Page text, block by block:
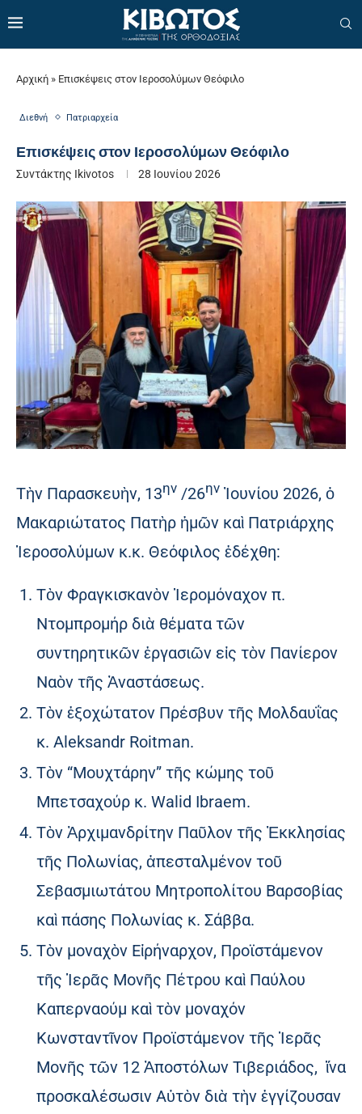
Αρχική » Επισκέψεις στον Ιεροσολύμων Θεόφιλο
Διεθνή Πατριαρχεία
Επισκέψεις στον Ιεροσολύμων Θεόφιλο
Συντάκτης Ikivotos 28 Ιουνίου 2026
Τὴν Παρασκευὴν, 13ην /26ην Ἰουνίου 2026, ὁ
Μακαριώτατος Πατὴρ ἡμῶν καὶ Πατριάρχης
Ἱεροσολύμων κ.κ. Θεόφιλος ἐδέχθη:
Τὸν Φραγκισκανὸν Ἱερομόναχον π.
Ντομπρομήρ διὰ θέματα τῶν
συντηρητικῶν ἐργασιῶν εἰς τὸν Πανίερον
Ναὸν τῆς Ἀναστάσεως.
Τὸν ἐξοχώτατον Πρέσβυν τῆς Μολδαυΐας
κ. Aleksandr Roitman.
Τὸν “Μουχτάρην” τῆς κώμης τοῦ
Μπετσαχούρ κ. Walid Ibraem.
Τὸν Ἀρχιμανδρίτην Παῦλον τῆς Ἐκκλησίας
τῆς Πολωνίας, ἀπεσταλμένον τοῦ
Σεβασμιωτάτου Μητροπολίτου Βαρσοβίας
καὶ πάσης Πολωνίας κ. Σάββα.
Τὸν μοναχὸν Εἰρήναρχον, Προϊστάμενον
τῆς Ἱερᾶς Μονῆς Πέτρου καὶ Παύλου
Καπερναούμ καὶ τὸν μοναχόν
Κωνσταντῖνον Προϊστάμενον τῆς Ἱερᾶς
Μονῆς τῶν 12 Ἀποστόλων Τιβεριάδος, ἵνα
προσκαλέσωσιν Αὐτὸν διὰ τὴν ἐγγίζουσαν